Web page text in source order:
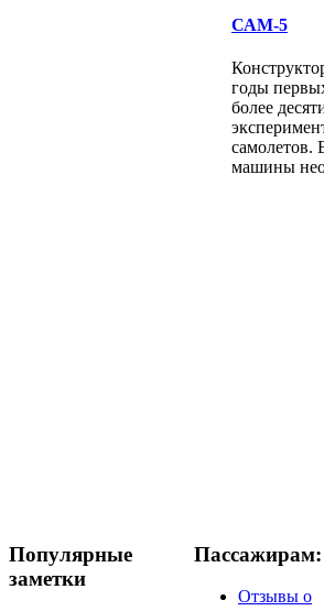
САМ-5
годы
более
самолетов.
машины
Популярные
заметки
Пассажирам:
Отзывы о